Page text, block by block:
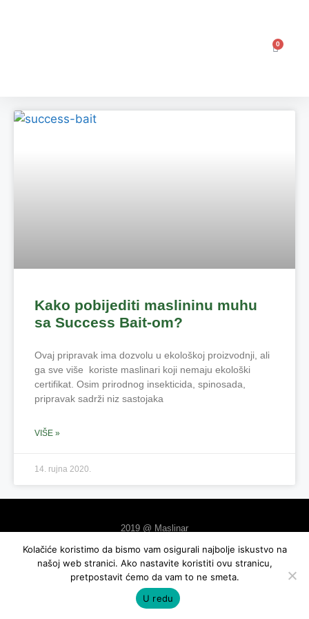
0
Kako pobijediti maslininu muhu
sa Success Bait-om?
Ovaj pripravak ima dozvolu u ekološkoj proizvodnji, ali
ga sve više koriste maslinari koji nemaju ekološki
certifikat. Osim prirodnog insekticida, spinosada,
pripravak sadrži niz sastojaka
VIŠE »
14. rujna 2020.
2019 @ Maslinar
izrada: exdizajn
Kolačiće koristimo da bismo vam osigurali najbolje iskustvo na
našoj web stranici. Ako nastavite koristiti ovu stranicu,
pretpostavit ćemo da vam to ne smeta.
U redu